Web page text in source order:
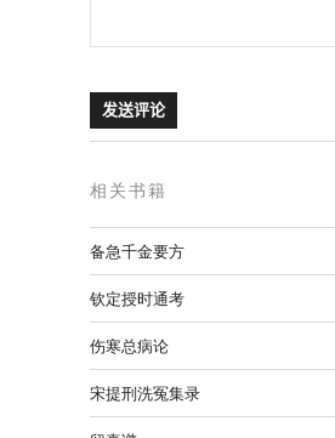
相关书籍
备急千金要方
钦定授时通考
伤寒总病论
宋提刑洗冤集录